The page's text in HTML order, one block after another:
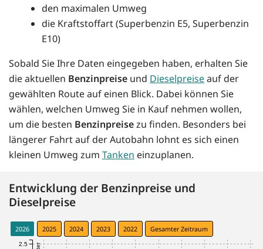
den maximalen Umweg
die Kraftstoffart (Superbenzin E5, Superbenzin
E10)
Sobald Sie Ihre Daten eingegeben haben, erhalten Sie
die aktuellen Benzinpreise und Dieselpreiseauf der
gewählten Route auf einen Blick. Dabei können Sie
wählen, welchen Umweg Sie in Kauf nehmen wollen,
um die besten Benzinpreisezu finden. Besonders bei
längerer Fahrt auf der Autobahn lohnt es sich einen
kleinen Umweg zum Tanken einzuplanen.
Entwicklung der Benzinpreise und
Dieselpreise
2026 2025 2024 2023 2022 Gesamter Zeitraum
2.5